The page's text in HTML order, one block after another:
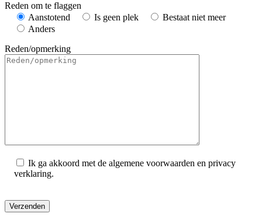
Reden om te flaggen
Aanstotend
Is geen plek
Bestaat niet meer
Anders
Reden/opmerking
Ik ga akkoord met de algemene voorwaarden en privacy
verklaring.